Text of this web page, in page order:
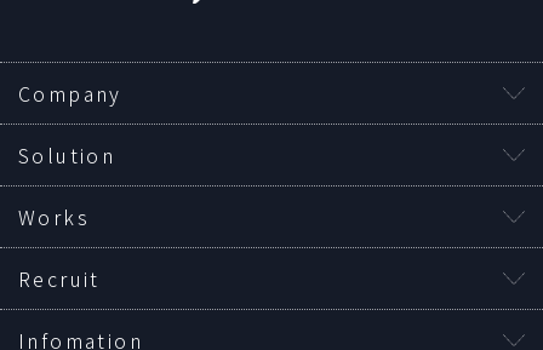
Company
Solution
Works
Recruit
Infomation